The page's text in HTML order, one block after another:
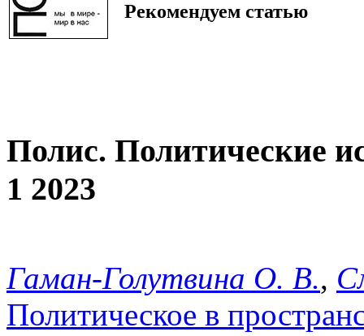
Рекомендуем статью
Полис. Политические
1 2023
Гаман-Голутвина О. В.,
Политическое в